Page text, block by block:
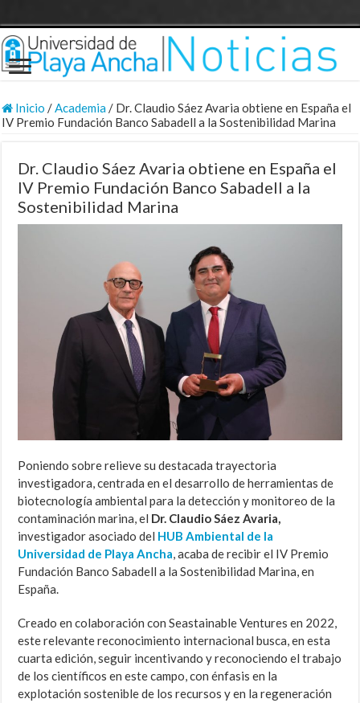
Inicio /Academia/ Dr. Claudio Sáez Avaria obtiene en España el
IV Premio Fundación Banco Sabadell a la Sostenibilidad Marina
Dr. Claudio Sáez Avaria obtiene en España el
IV Premio Fundación Banco Sabadell a la
Sostenibilidad Marina
Poniendo sobre relieve su destacada trayectoria
investigadora, centrada en el desarrollo de herramientas de
biotecnología ambiental para la detección y monitoreo de la
contaminación marina, el Dr. Claudio Sáez Avaria,
investigador asociado del HUB Ambiental de la
Universidad de Playa Ancha, acaba de recibir el IV Premio
Fundación Banco Sabadell a la Sostenibilidad Marina, en
España.
Creado en colaboración con Seastainable Ventures en 2022,
este relevante reconocimiento internacional busca, en esta
cuarta edición, seguir incentivando y reconociendo el trabajo
de los científicos en este campo, con énfasis en la
explotación sostenible de los recursos y en la regeneración